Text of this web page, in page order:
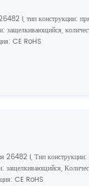
I, тип конструкции:
защелкивающийся,
CE RoHS
26482 I, Тип
защелкивающийся,
CE RoHS